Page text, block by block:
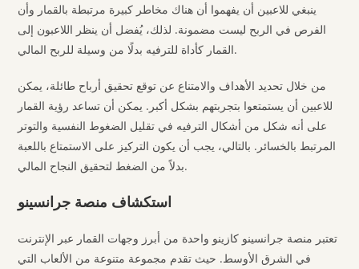
ينبغي للاعبين أن يفهموا أن هناك مخاطر كبيرة مرتبطة بالقمار وأن
الفرص في الربح ليست مضمونة. لذلك، يُفضل أن ينظر اللاعبون إلى
القمار كأداة للترفيه بدلًا من وسيلة للربح المالي.
من خلال تحديد الأهداف والامتناع عن توقع تحقيق أرباح طائلة، يمكن
للاعبين أن يستمتعوا بتجربتهم بشكل أكبر. يمكن أن تساعد رؤية القمار
على أنه شكل من أشكال الترفيه في تقليل الضغوط النفسية والتوتر
المرتبط بالخسائر. بالتالي، يجب أن يكون التركيز على الاستمتاع باللعبة
بدلاً من الضغط لتحقيق النجاح المالي.
استكشاف منصة جرانسينو
تعتبر منصة جرانسينو كازينو واحدة من أبرز وجهات القمار عبر الإنترنت
في الشرق الأوسط. حيث تقدم مجموعة متنوعة من الألعاب التي